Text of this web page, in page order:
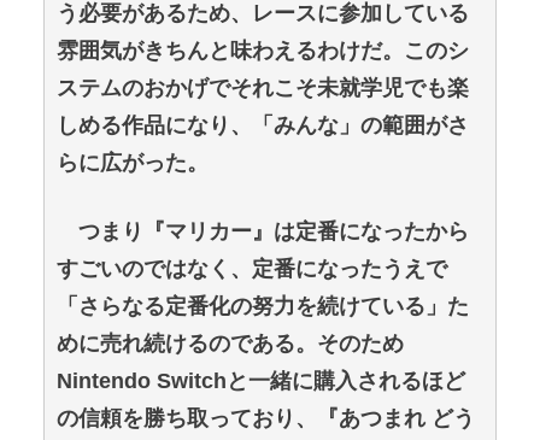
う必要があるため、レースに参加している
雰囲気がきちんと味わえるわけだ。このシ
ステムのおかげでそれこそ未就学児でも楽
しめる作品になり、「みんな」の範囲がさ
らに広がった。
つまり『マリカー』は定番になったから
すごいのではなく、定番になったうえで
「さらなる定番化の努力を続けている」た
めに売れ続けるのである。そのため
Nintendo Switchと一緒に購入されるほど
の信頼を勝ち取っており、『あつまれ どう